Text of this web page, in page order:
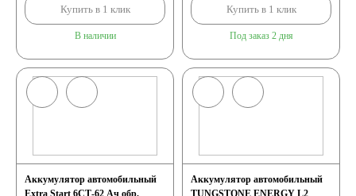
Купить в 1 клик
В наличии
Купить в 1 клик
Под заказ 2 дня
Аккумулятор автомобильный
Extra Start 6СТ-62 Ач обр.
Аккумулятор автомобильный
TUNGSTONE ENERGY L2